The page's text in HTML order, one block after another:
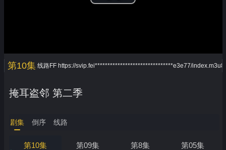
第10集 线路FF https://svip.fei*******************************e3e77/index.m3u8
掩耳盗邻 第二季
剧集 倒序 线路
第10集 第09集 第8集 第05集